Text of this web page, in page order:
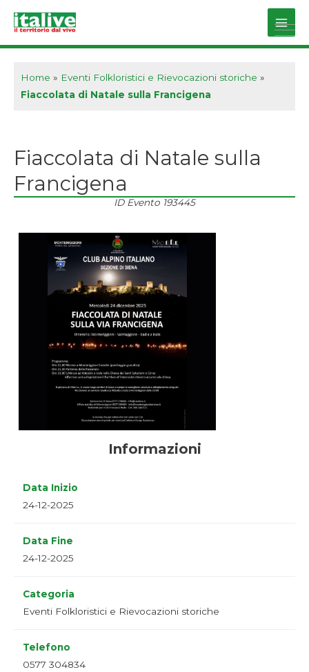
Main
Home » Eventi Folkloristici e Rievocazioni storiche »
Fiaccolata di Natale sulla Francigena
Fiaccolata di Natale sulla
Francigena
ID Evento 193445
Informazioni
Data Inizio
24-12-2025
Data Fine
24-12-2025
Categoria
Eventi Folkloristici e Rievocazioni storiche
Telefono
0577 304834